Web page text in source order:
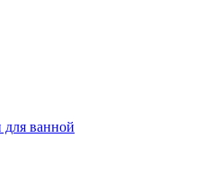
для ванной